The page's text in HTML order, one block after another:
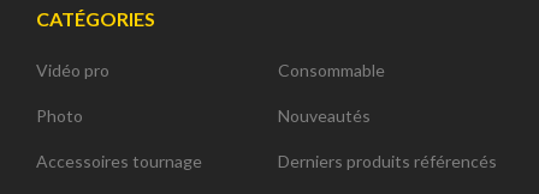
CATÉGORIES
Vidéo pro
Photo
Accessoires tournage
Consommable
Nouveautés
Derniers produits référencés